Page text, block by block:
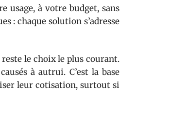
usage, à votre budget, sans
: chaque solution s’adresse
reste le choix le plus courant.
à autrui. C’est la base
leur cotisation, surtout si